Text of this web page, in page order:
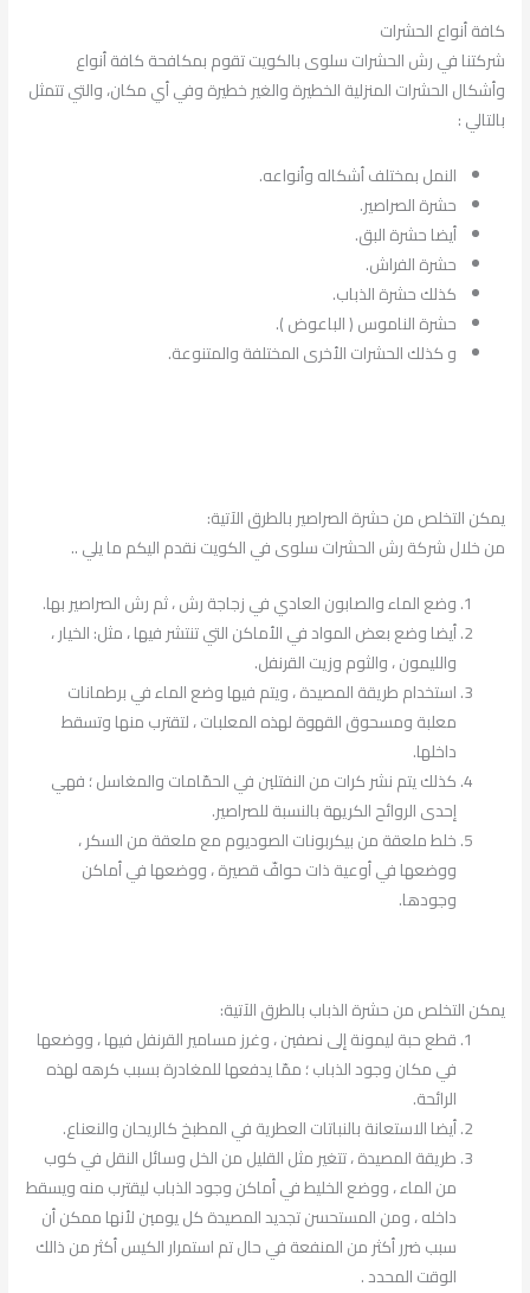
كافة أنواع الحشرات
شركتنا في رش الحشرات سلوى بالكويت تقوم بمكافحة كافة أنواع
وأشكال الحشرات المنزلية الخطيرة والغير خطيرة وفي أي مكان، والتي تتمثل
بالتالي :
النمل بمختلف أشكاله وأنواعه.
حشرة الصراصير.
أيضا حشرة البق.
حشرة الفراش.
كذلك حشرة الذباب.
حشرة الناموس ( الباعوض ).
و كذلك الحشرات الأخرى المختلفة والمتنوعة.
يمكن التخلص من حشرة الصراصير بالطرق الآتية:
من خلال شركة رش الحشرات سلوى في الكويت نقدم اليكم ما يلي ..
وضع الماء والصابون العادي في زجاجة رش ، ثم رش الصراصير بها.
أيضا وضع بعض المواد في الأماكن التي تنتشر فيها ، مثل: الخيار ،
والليمون ، والثوم وزيت القرنفل.
استخدام طريقة المصيدة ، ويتم فيها وضع الماء في برطمانات
معلبة ومسحوق القهوة لهذه المعلبات ، لتقترب منها وتسقط
داخلها.
كذلك يتم نشر كرات من النفتلين في الحمّامات والمغاسل ؛فهي
إحدى الروائح الكريهة بالنسبة للصراصير.
خلط ملعقة من بيكربونات الصوديوم مع ملعقة من السكر ،
ووضعها في أوعية ذات حوافّ قصيرة ، ووضعها في أماكن
وجودها.
يمكن التخلص من حشرة الذباب بالطرق الآتية:
قطع حبة ليمونة إلى نصفين ، وغرز مسامير القرنفل فيها ، ووضعها
في مكان وجود الذباب ؛ممّا يدفعها للمغادرة بسبب كرهه لهذه
الرائحة.
أيضا الاستعانة بالنباتات العطرية في المطبخ كالريحان والنعناع.
طريقة المصيدة ، تتغير مثل القليل من الخل وسائل النقل في كوب
من الماء ، ووضع الخليط في أماكن وجود الذباب ليقترب منه ويسقط
داخله ، ومن المستحسن تجديد المصيدة كل يومين لأنها ممكن أن
سبب ضرر أكثر من المنفعة في حال تم استمرار الكيس أكثر من ذالك
الوقت المحدد .